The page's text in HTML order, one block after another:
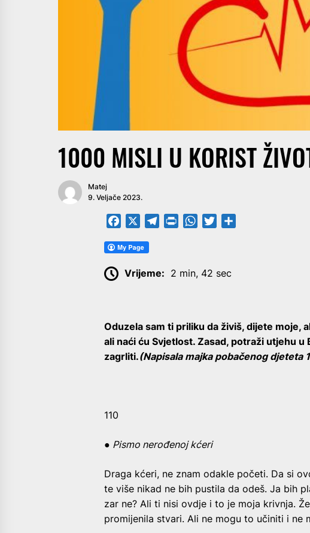
1000 MISLI U KORIST
Matej
9. Veljače 2023.
FacebookTelegramPrintFriendly
WhatsApp
Twitter
Vrijeme: 2 min, 42 sec
Oduzela sam ti priliku da živiš, dijete moje,
ali naći ću Svjetlost. Zasad, potraži utjehu
zagrliti.(Napisala majka pobačenog djeteta
110
● Pismo nerođenoj kćeri
Draga kćeri, ne znam odakle početi. Da si
te više nikad ne bih pustila da odeš. Ja bih
zar ne? Ali ti nisi ovdje i to je moja krivnja.
promijenila stvari. Ali ne mogu to učiniti i ne